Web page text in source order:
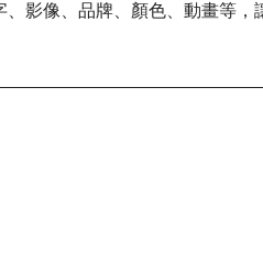
影像、品牌、顏色、動畫等，